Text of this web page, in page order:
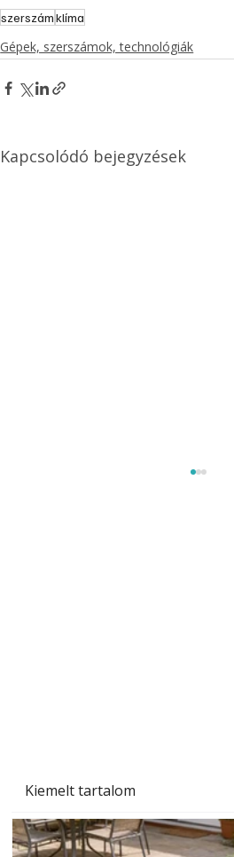
Kiemelt tartalom
szerszámklíma
Gépek, szerszámok, technológiák
Kapcsolódó bejegyzések